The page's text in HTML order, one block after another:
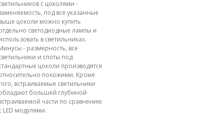
с цоколями -
под все указанные
цоколи можно купить
светодиодные лампы и
в светильниках.
- размерность, все
и споты под
цоколи производятся
похожими. Кроме
встраиваемые светильники
большей глубиной
части по сравнению
LED модулями.